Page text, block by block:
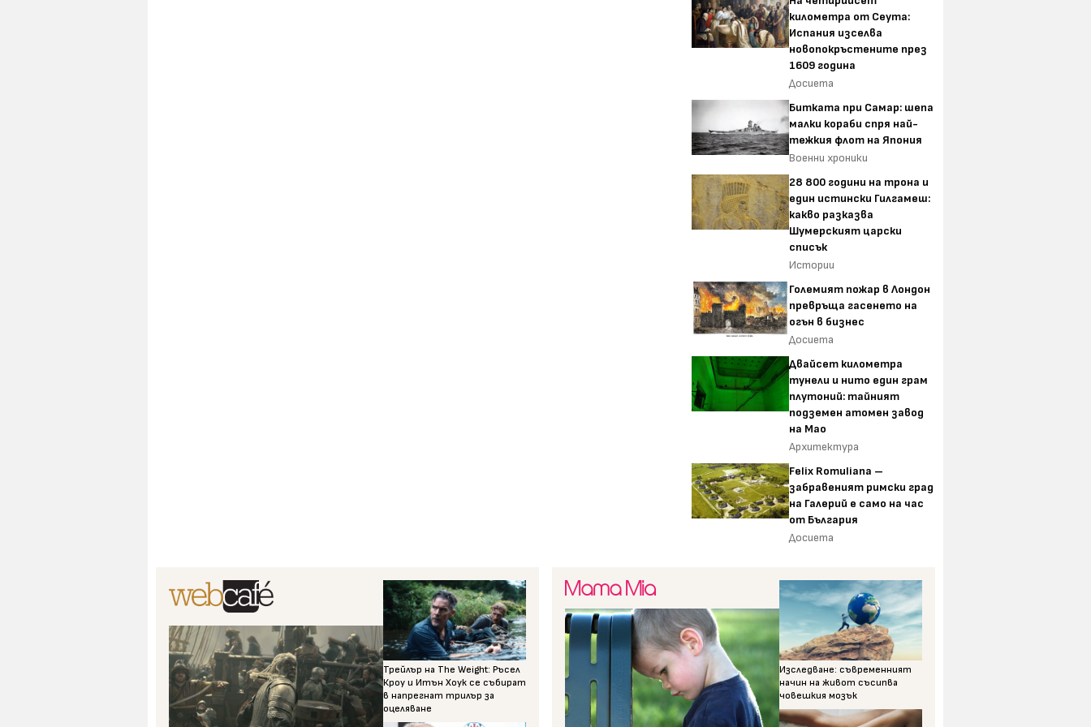
километра от Сеута:
Испания изселва
новопокръстените през
1609 година
Досиета
Битката при Самар: шепа
малки кораби спря най-
тежкия флот на Япония
Военни хроники
28 800 години на трона и
един истински Гилгамеш:
какво разказва
Шумерският царски
списък
Истории
Големият пожар в Лондон
превръща гасенето на
огън в бизнес
Досиета
Двайсет километра
тунели и нито един грам
плутоний: тайният
подземен атомен завод
на Мао
Архитектура
Felix Romuliana –
забравеният римски град
на Галерий е само на час
от България
Досиета
Трейлър на The Weight: Ръсел
Кроу и Итън Хоук се събират
в напрегнат трилър за
оцеляване
Изследване: съвременният
начин на живот съсипва
човешкия мозък